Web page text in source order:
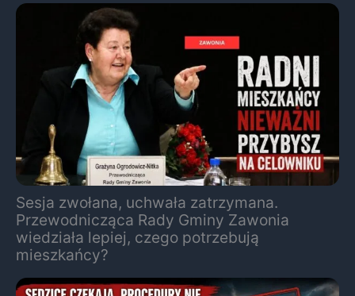
Sesja zwołana, uchwała zatrzymana.
Przewodnicząca Rady Gminy Zawonia
wiedziała lepiej, czego potrzebują
mieszkańcy?